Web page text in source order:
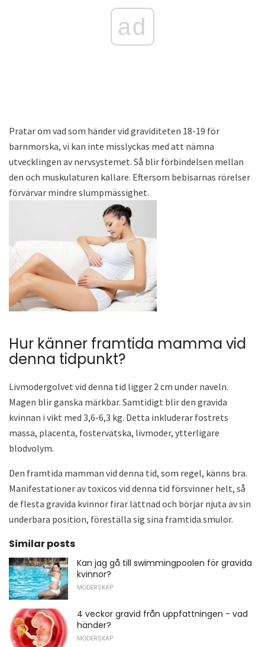
ad
Pratar om vad som händer vid graviditeten 18-19 för
barnmorska, vi kan inte misslyckas med att nämna
utvecklingen av nervsystemet. Så blir förbindelsen mellan
den och muskulaturen kallare. Eftersom bebisarnas rörelser
förvärvar mindre slumpmässighet.
Hur känner framtida mamma vid
denna tidpunkt?
Livmodergolvet vid denna tid ligger 2 cm under naveln.
Magen blir ganska märkbar. Samtidigt blir den gravida
kvinnan i vikt med 3,6-6,3 kg. Detta inkluderar fostrets
massa, placenta, fostervätska, livmoder, ytterligare
blodvolym.
Den framtida mamman vid denna tid, som regel, känns bra.
Manifestationer av toxicos vid denna tid försvinner helt, så
de flesta gravida kvinnor firar lättnad och börjar njuta av sin
underbara position, föreställa sig sina framtida smulor.
Similar posts
Kan jag gå till swimmingpoolen för gravida
kvinnor?
MODERSKAP
4 veckor gravid från uppfattningen - vad
händer?
MODERSKAP